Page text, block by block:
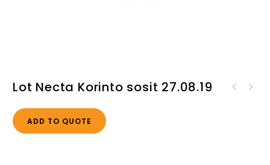
Lot Necta Korinto sosit 27.08.19
ADD TO QUOTE